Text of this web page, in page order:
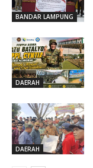
BANDAR LAMPUNG
DAERAH
DAERAH